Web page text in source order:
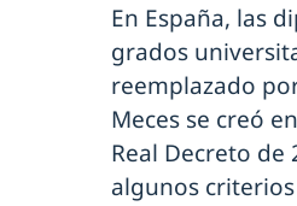
En España, las
grados
reemplazado
Meces se creó
Real Decreto
algunos